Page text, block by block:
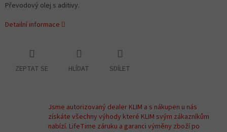
Převodový olej s aditivy.
Detailní informace
ZEPTAT SE HLÍDAT SDÍLET
Jsme autorizovaný dealer KLIM a s nákupen u nás
získáte všechny výhody které KLIM svým zákazníkům
nabízí. LifeTime záruku a garanci výměny zboží po